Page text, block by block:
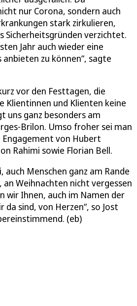
nur Corona, sondern auch
stark zirkulieren,
Sicherheitsgründen verzichtet.
Jahr auch wieder eine
zu können“, sagte
vor den Festtagen, die
Klientinnen und Klienten keine
uns ganz besonders am
Brilon. Umso froher sei man
von Hubert
Rahimi sowie Florian Bell.
auch Menschen ganz am Rande
an Weihnachten nicht vergessen
wir Ihnen, auch im Namen der
da sind, von Herzen“, so Jost
(eb)